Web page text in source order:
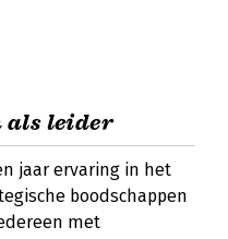
als leider
jaar ervaring in het
boodschappen
met